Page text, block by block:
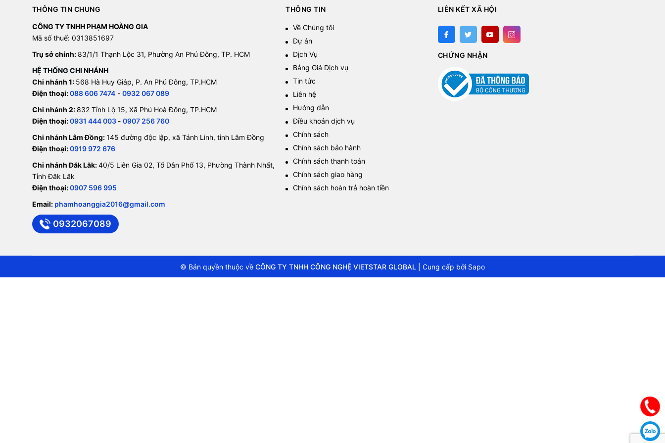
THÔNG TIN CHUNG
CÔNG TY TNHH PHẠM HOÀNG GIA
Mã số thuế: 0313851697
Trụ sở chính: 83/1/1 Thạnh Lộc 31, Phường An Phú Đông, TP. HCM
HỆ THỐNG CHI NHÁNH
Chi nhánh 1: 568 Hà Huy Giáp, P. An Phú Đông, TP.HCM
Điện thoại:088 606 7474- 0932 067 089
Chi nhánh 2: 832 Tỉnh Lộ 15, Xã Phú Hoà Đông, TP.HCM
Điện thoại:0931 444 003 - 0907 256 760
Chi nhánh Lâm Đồng:145 đường độc lập, xã Tánh Linh, tỉnh Lâm Đồng
Điện thoại:0919 972 676
Chi nhánh Đăk Lăk:40/5 Liên Gia 02, Tổ Dân Phố 13, Phường Thành Nhất,
Tỉnh Đăk Lăk
Điện thoại:0907 596 995
Email: phamhoanggia2016@gmail.com
0932067089
THÔNG TIN
Về Chúng tôi
Dự án
Dịch Vụ
Bảng Giá Dịch vụ
Tin tức
Liên hệ
Hướng dẫn
Điều khoản dịch vụ
Chính sách
Chính sách bảo hành
Chính sách thanh toán
Chính sách giao hàng
Chính sách hoàn trả hoàn tiền
LIÊN KẾT XÃ HỘI
CHỨNG NHẬN
© Bản quyền thuộc về CÔNG TY TNHH CÔNG NGHỆ VIETSTAR GLOBAL Cung cấp bởi Sapo